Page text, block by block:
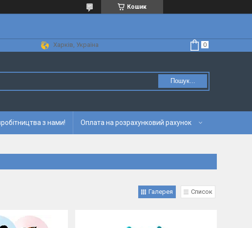
Кошик
Харків, Україна
Пошук...
з нами! Оплата на розрахунковий рахунок
Галерея Список